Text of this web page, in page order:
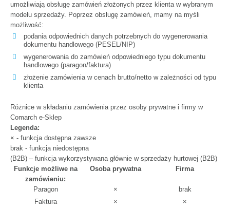
umożliwiają obsługę zamówień złożonych przez klienta w wybranym
modelu sprzedaży. Poprzez obsługę zamówień, mamy na myśli
możliwość:
podania odpowiednich danych potrzebnych do wygenerowania
dokumentu handlowego (PESEL/NIP)
wygenerowania do zamówień odpowiedniego typu dokumentu
handlowego (paragon/faktura)
złożenie zamówienia w cenach brutto/netto w zależności od typu
klienta
Różnice w składaniu zamówienia przez osoby prywatne i firmy w
Comarch e-Sklep
Legenda:
× - funkcja dostępna zawsze
brak - funkcja niedostępna
(B2B) – funkcja wykorzystywana głównie w sprzedaży hurtowej (B2B)
Funkcje możliwe na
zamówieniu:
Osoba prywatna Firma
Paragon ×
brak
Faktura
×
×